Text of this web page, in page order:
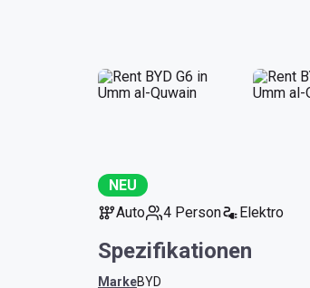
NEU
Auto
4 Person Elektro
Spezifikationen
MarkeBYD